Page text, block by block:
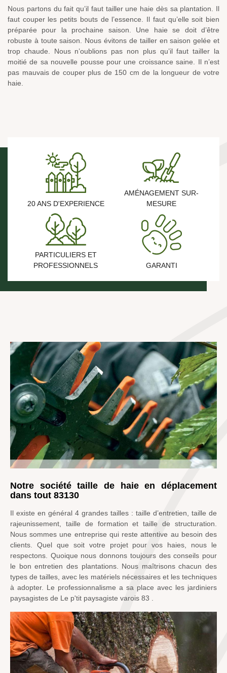
Nous partons du fait qu’il faut tailler une haie dès sa plantation. Il
faut couper les petits bouts de l’essence. Il faut qu’elle soit bien
préparée pour la prochaine saison. Une haie se doit d’être
robuste à toute saison. Nous évitons de tailler en saison gelée et
trop chaude. Nous n’oublions pas non plus qu’il faut tailler la
moitié de sa nouvelle pousse pour une croissance saine. Il n’est
pas mauvais de couper plus de 150 cm de la longueur de votre
haie.
20 ANS D'EXPERIENCE
AMÉNAGEMENT SUR-
MESURE
PARTICULIERS ET
PROFESSIONNELS
GARANTI
Notre société taille de haie en déplacement
dans tout 83130
Il existe en général 4 grandes tailles : taille d’entretien, taille de
rajeunissement, taille de formation et taille de structuration.
Nous sommes une entreprise qui reste attentive au besoin des
clients. Quel que soit votre projet pour vos haies, nous le
respectons. Quoique nous donnons toujours des conseils pour
le bon entretien des plantations. Nous maîtrisons chacun des
types de tailles, avec les matériels nécessaires et les techniques
à adopter. Le professionnalisme a sa place avec les jardiniers
paysagistes de Le p'tit paysagiste varois 83 .